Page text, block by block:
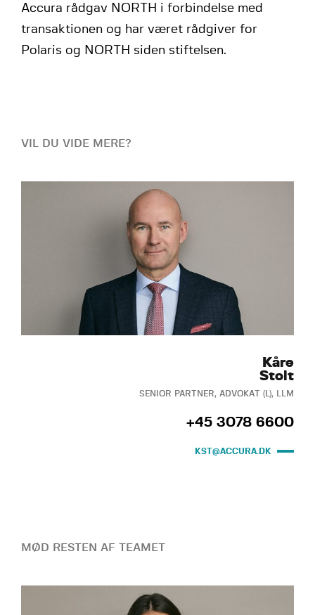
Accura rådgav NORTH i forbindelse med
transaktionen og har været rådgiver for
Polaris og NORTH siden stiftelsen.
VIL DU VIDE MERE?
Kåre
Stolt
SENIOR PARTNER, ADVOKAT (L), LLM
+45 3078 6600
KST@ACCURA.DK
MØD RESTEN AF TEAMET